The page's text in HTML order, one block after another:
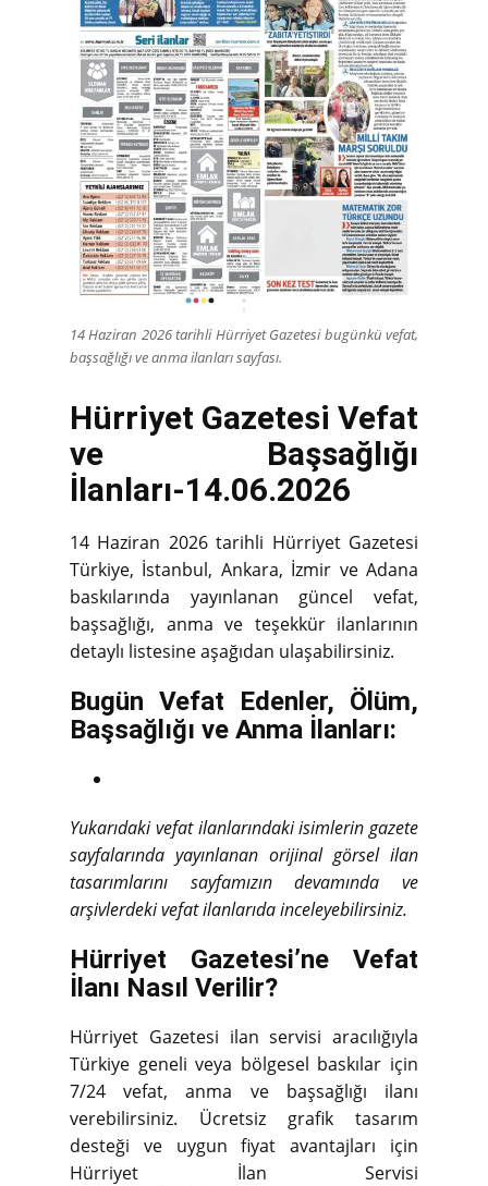
14 Haziran 2026 tarihli Hürriyet Gazetesi bugünkü vefat,
başsağlığı ve anma ilanları sayfası.
Hürriyet Gazetesi Vefat
ve Başsağlığı
İlanları-14.06.2026
14 Haziran 2026 tarihli Hürriyet Gazetesi
Türkiye, İstanbul, Ankara, İzmir ve Adana
baskılarında yayınlanan güncel vefat,
başsağlığı, anma ve teşekkür ilanlarının
detaylı listesine aşağıdan ulaşabilirsiniz.
Bugün Vefat Edenler, Ölüm,
Başsağlığı ve Anma İlanları:
Yukarıdaki vefat ilanlarındaki isimlerin gazete
sayfalarında yayınlanan orijinal görsel ilan
tasarımlarını sayfamızın devamında ve
arşivlerdeki vefat ilanlarıda inceleyebilirsiniz.
Hürriyet Gazetesi’ne Vefat
İlanı Nasıl Verilir?
Hürriyet Gazetesi ilan servisi aracılığıyla
Türkiye geneli veya bölgesel baskılar için
7/24 vefat, anma ve başsağlığı ilanı
verebilirsiniz. Ücretsiz grafik tasarım
desteği ve uygun fiyat avantajları için
Hürriyet İlan Servisi